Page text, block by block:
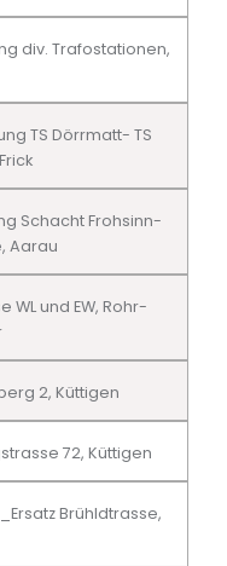
div. Trafostationen,
TS Dörrmatt- TS
Schacht Frohsinn-
Aarau
WL und EW, Rohr-
2, Küttigen
72, Küttigen
Brühldtrasse,